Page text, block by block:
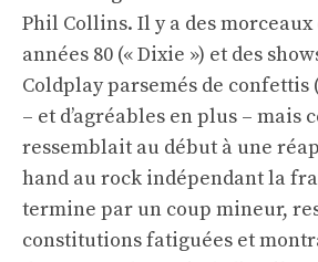
Phil Collins. Il y a des
années 80 (« Dixie ») et des
Coldplay parsemés de confettis
– et d’agréables en plus – mais
ressemblait au début à une
hand au rock indépendant la
termine par un coup mineur,
constitutions fatiguées et